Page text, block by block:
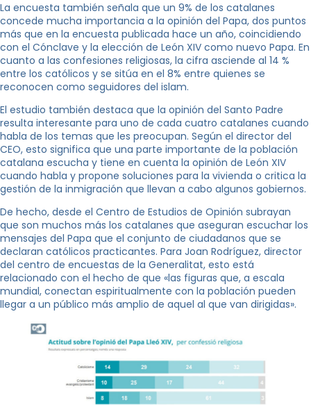
La encuesta también señala que un 9% de los catalanes
concede mucha importancia a la opinión del Papa, dos puntos
más que en la encuesta publicada hace un año, coincidiendo
con el Cónclave y la elección de León XIV como nuevo Papa. En
cuanto a las confesiones religiosas, la cifra asciende al 14 %
entre los católicos y se sitúa en el 8% entre quienes se
reconocen como seguidores del islam.
El estudio también destaca que la opinión del Santo Padre
resulta interesante para uno de cada cuatro catalanes cuando
habla de los temas que les preocupan. Según el director del
CEO, esto significa que una parte importante de la población
catalana escucha y tiene en cuenta la opinión de León XIV
cuando habla y propone soluciones para la vivienda o critica la
gestión de la inmigración que llevan a cabo algunos gobiernos.
De hecho, desde el Centro de Estudios de Opinión subrayan
que son muchos más los catalanes que aseguran escuchar los
mensajes del Papa que el conjunto de ciudadanos que se
declaran católicos practicantes. Para Joan Rodríguez, director
del centro de encuestas de la Generalitat, esto está
relacionado con el hecho de que «las figuras que, a escala
mundial, conectan espiritualmente con la población pueden
llegar a un público más amplio de aquel al que van dirigidas».